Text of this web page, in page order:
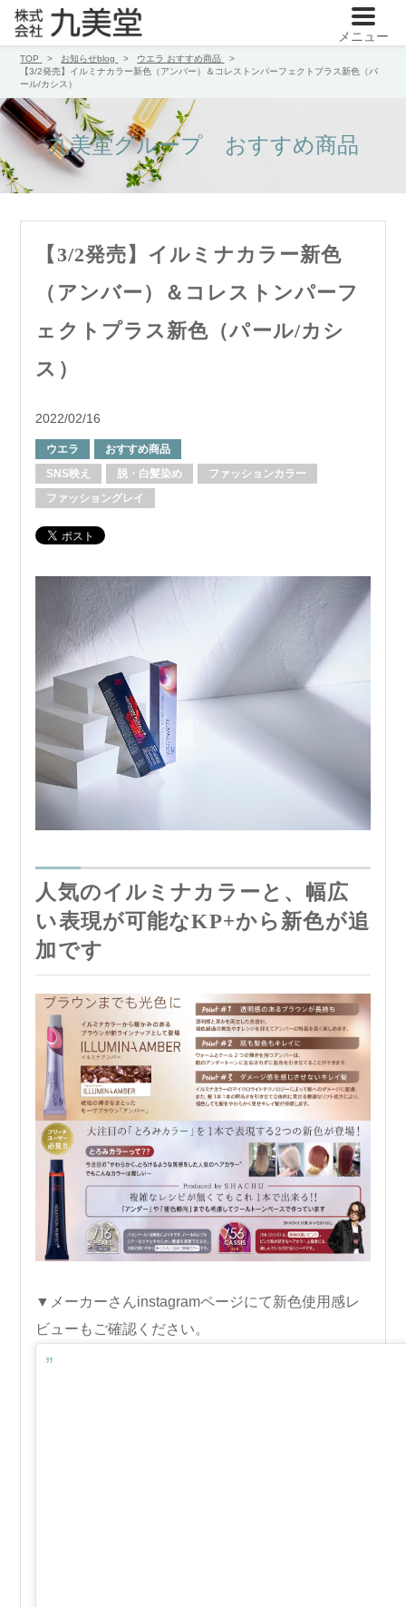
メニュー
TOP お知らせblog ウエラ おすすめ商品
【3/2発売】イルミナカラー新色（アンバー）＆コレストンパーフェクトプラス新色（パ
ール/カシス）
九美堂グループ おすすめ商品
【3/2発売】イルミナカラー新色
（アンバー）＆コレストンパーフ
ェクトプラス新色（パール/カシ
ス）
2022/02/16
ウエラ
おすすめ商品
SNS映え
脱・白髪染め
ファッションカラー
ファッショングレイ
人気のイルミナカラーと、幅広
い表現が可能なKP+から新色が追
加です
▼メーカーさんinstagramページにて新色使用感レ
ビューもご確認ください。